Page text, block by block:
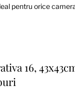
pentru orice
16,